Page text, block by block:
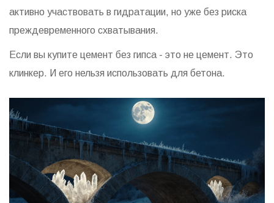
активно участвовать в гидратации, но уже без риска
преждевременного схватывания.
Если вы купите цемент без гипса - это не цемент. Это
клинкер. И его нельзя использовать для бетона.